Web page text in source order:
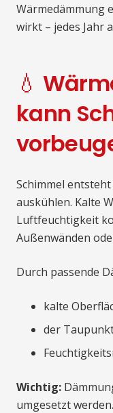
Wärmedämmung
wirkt – jedes Jahr
💧
kann
Schimmel
auskühlen. Kalte
Luftfeuchtigkeit
Außenwänden
Durch passende
kalte
der
Wichtig:
umgesetzt